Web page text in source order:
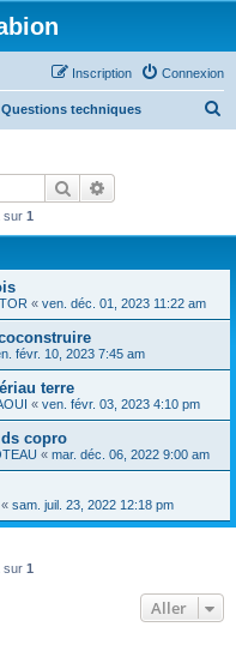
Connexion
Inscription
Questions techniques
r
Rechercher
sur 1
« ven. déc. 01, 2023 11:22 am
févr. 10, 2023 7:45 am
terre
« ven. févr. 03, 2023 4:10 pm
copro
« mar. déc. 06, 2022 9:00 am
« sam. juil. 23, 2022 12:18 pm
sur 1
Aller